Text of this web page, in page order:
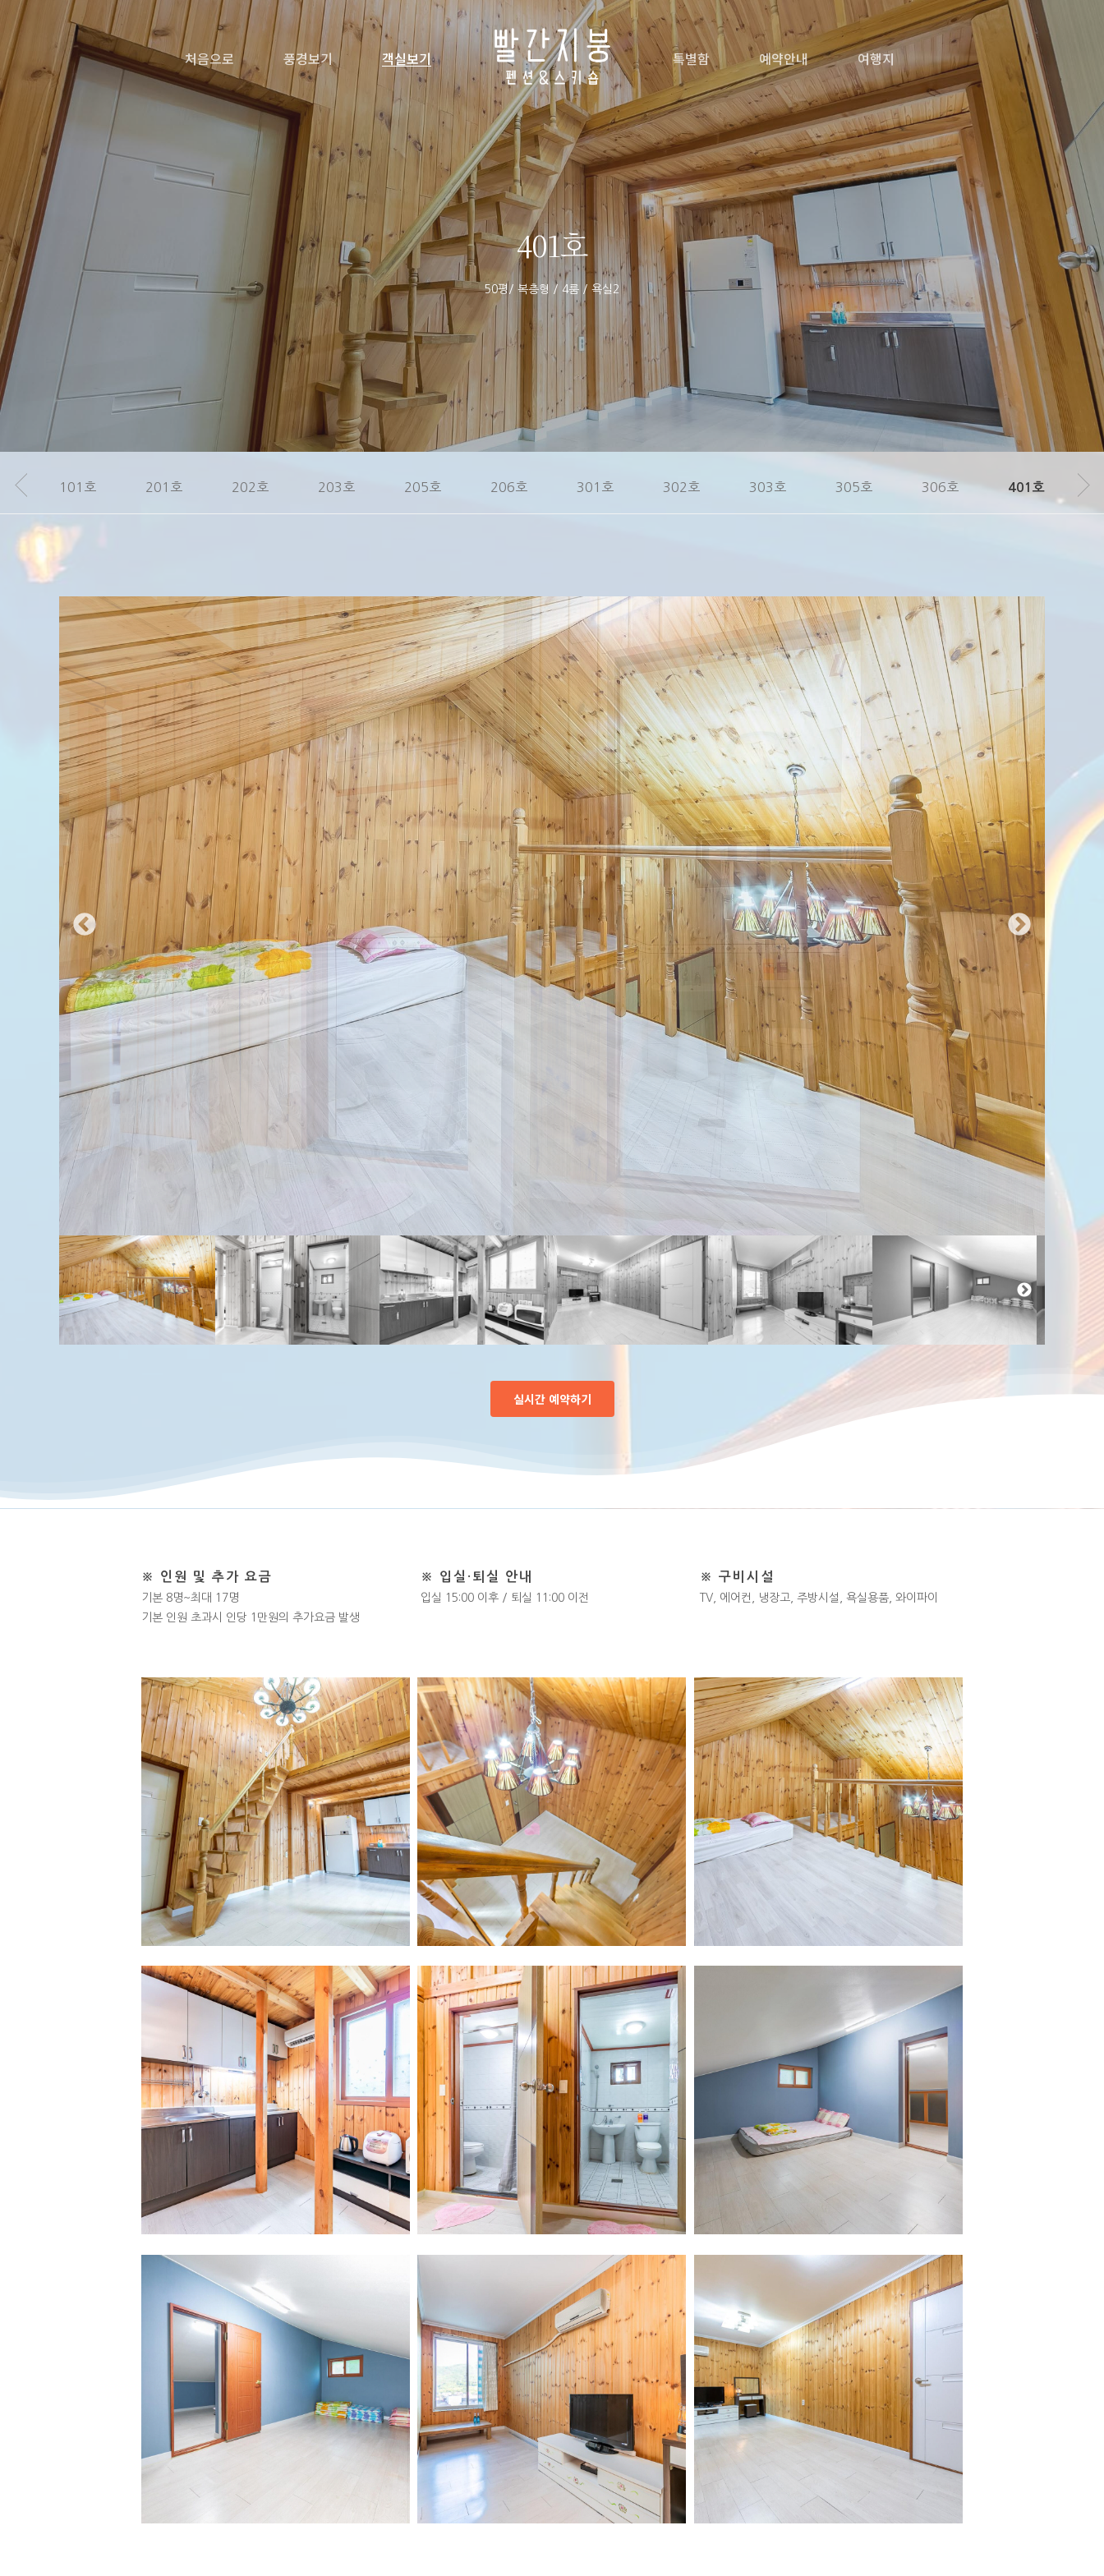
처음으로 풍경보기 객실보기 특별함 예약안내 여행지
401호
50평/ 복층형 / 4룸 / 욕실2
101호 201호 202호 203호 205호 206호 301호 302호 303호 305호 306호 401호
실시간 예약하기
※ 인원 및 추가 요금
기본 8명~최대 17명
기본 인원 초과시 인당 1만원의 추가요금 발생
※ 입실·퇴실 안내
입실 15:00 이후 / 퇴실 11:00 이전
※ 구비시설
TV, 에어컨, 냉장고, 주방시설, 욕실용품, 와이파이